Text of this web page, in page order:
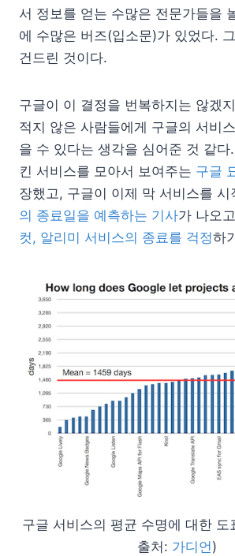
서 정보를 얻는 수많은 전문가들을
에 수많은 버즈(입소문)가 있었다.
건드린 것이다.
구글이 이 결정을 번복하지는 않겠
적지 않은 사람들에게 구글의 서비
을 수 있다는 생각을 심어준 것 같다
킨 서비스를 모아서 보여주는 구글
장했고, 구글이 이제 막 서비스를 시
의 종료일을 예측하는 기사가 나오
컷, 알리미 서비스의 종료를 걱정하
구글 서비스의 평균 수명에 대한 도
출처: 가디언)